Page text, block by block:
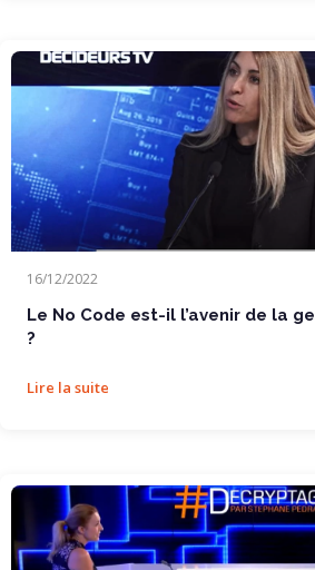
Le No Code est-il l’avenir de la gestion
16/12/2022
Le No Code est-il l’avenir de la
?
Lire la suite